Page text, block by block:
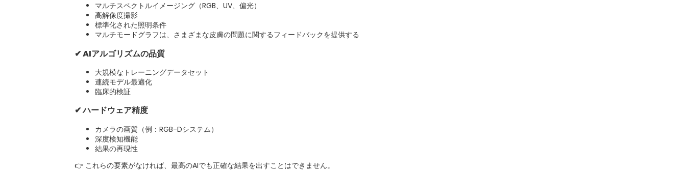
マルチスペクトルイメージング（RGB、UV、偏光）
高解像度撮影
標準化された照明条件
マルチモードグラフは、さまざまな皮膚の問題に関するフィードバックを提供する
✔ AIアルゴリズムの品質
大規模なトレーニングデータセット
連続モデル最適化
臨床的検証
✔ ハードウェア精度
カメラの画質（例：RGB-Dシステム）
深度検知機能
結果の再現性
👉 これらの要素がなければ、最高のAIでも正確な結果を出すことはできません。